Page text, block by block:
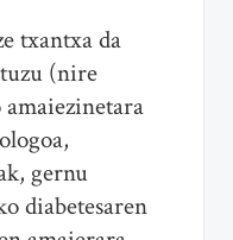
txantxa da
(nire
gernu
diabetesaren